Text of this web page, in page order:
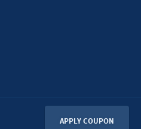
APPLY COUPON